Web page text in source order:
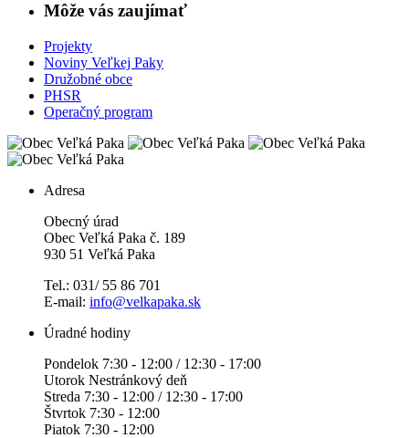
Môže vás zaujímať
Projekty
Noviny Veľkej Paky
Družobné obce
PHSR
Operačný program
Adresa
Obecný úrad
Obec Veľká Paka č. 189
930 51 Veľká Paka
Tel.: 031/ 55 86 701
E-mail: info@velkapaka.sk
Úradné hodiny
Pondelok 7:30 - 12:00 / 12:30 - 17:00
Utorok Nestránkový deň
Streda 7:30 - 12:00 / 12:30 - 17:00
Štvrtok 7:30 - 12:00
Piatok 7:30 - 12:00